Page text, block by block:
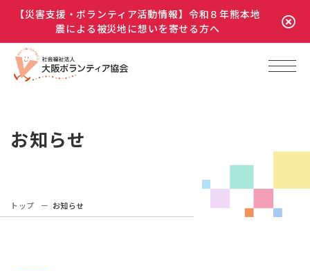
【災害支援・ボランティア活動情報】令和８年熊本地
震による被災地に想いを寄せる方へ
お知らせ
トップ お知らせ